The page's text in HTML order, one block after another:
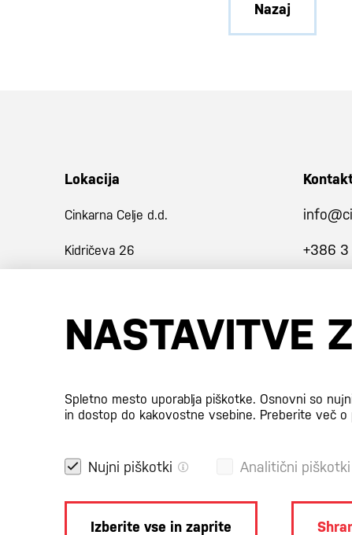
Nazaj
Lokacija
Cinkarna Celje d.d.
Kidričeva 26
Slovenija
+386
NASTAVITVE
Spletno mesto uporablja piškotke. Osnovni so
in dostop do kakovostne vsebine. Preberite več o
Nujni piškotki Analitični piškotki
Izberite vse in zaprite